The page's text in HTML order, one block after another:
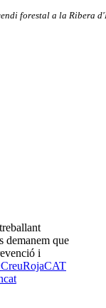
forestal a la Ribera
demanem que
i